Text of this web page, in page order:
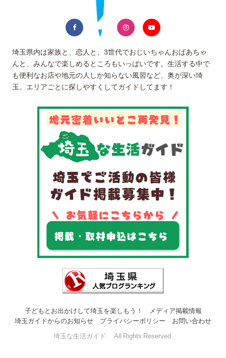
埼玉県内は家族と、恋人と、3世代でおじいちゃんおばあちゃ
んと、みんなで楽しめるところもいっぱいです。生活する中で
も便利なお店や地元の人しか知らない風習など、奥が深い埼
玉。エリアごとに探しやすくしてガイドしてます！
子どもとお出かけして埼玉を楽しもう！
メディア掲載情報
埼玉ガイドからのお知らせ
プライバシーポリシー お問い合わせ
埼玉な生活ガイド All Rights Reserved.